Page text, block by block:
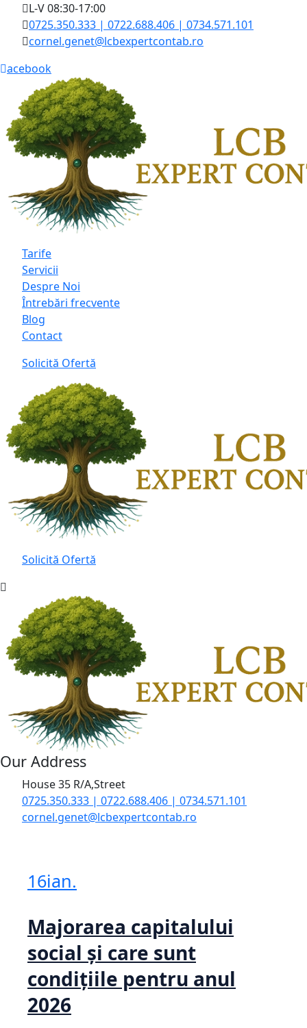
L-V 08:30-17:00
0725.350.333 | 0722.688.406 | 0734.571.101
cornel.genet@lcbexpertcontab.ro
acebook
Tarife
Servicii
Despre Noi
Întrebări frecvente
Blog
Contact
Solicită Ofertă
Solicită Ofertă
Our Address
House 35 R/A,Street
0725.350.333 | 0722.688.406 | 0734.571.101
cornel.genet@lcbexpertcontab.ro
16ian.
Majorarea capitalului
social și care sunt
condițiile pentru anul
2026